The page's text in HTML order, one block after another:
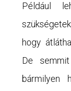
Például
hogy
De
bármilyen